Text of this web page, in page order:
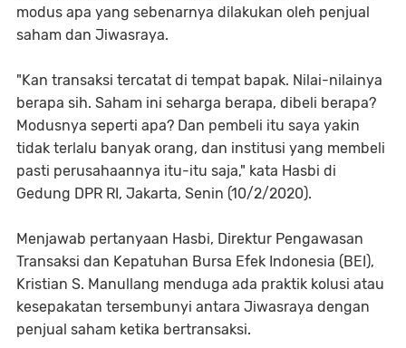
modus apa yang sebenarnya dilakukan oleh penjual
saham dan Jiwasraya.
"Kan transaksi tercatat di tempat bapak. Nilai-nilainya
berapa sih. Saham ini seharga berapa, dibeli berapa?
Modusnya seperti apa? Dan pembeli itu saya yakin
tidak terlalu banyak orang, dan institusi yang membeli
pasti perusahaannya itu-itu saja," kata Hasbi di
Gedung DPR RI, Jakarta, Senin (10/2/2020).
Menjawab pertanyaan Hasbi, Direktur Pengawasan
Transaksi dan Kepatuhan Bursa Efek Indonesia (BEI),
Kristian S. Manullang menduga ada praktik kolusi atau
kesepakatan tersembunyi antara Jiwasraya dengan
penjual saham ketika bertransaksi.